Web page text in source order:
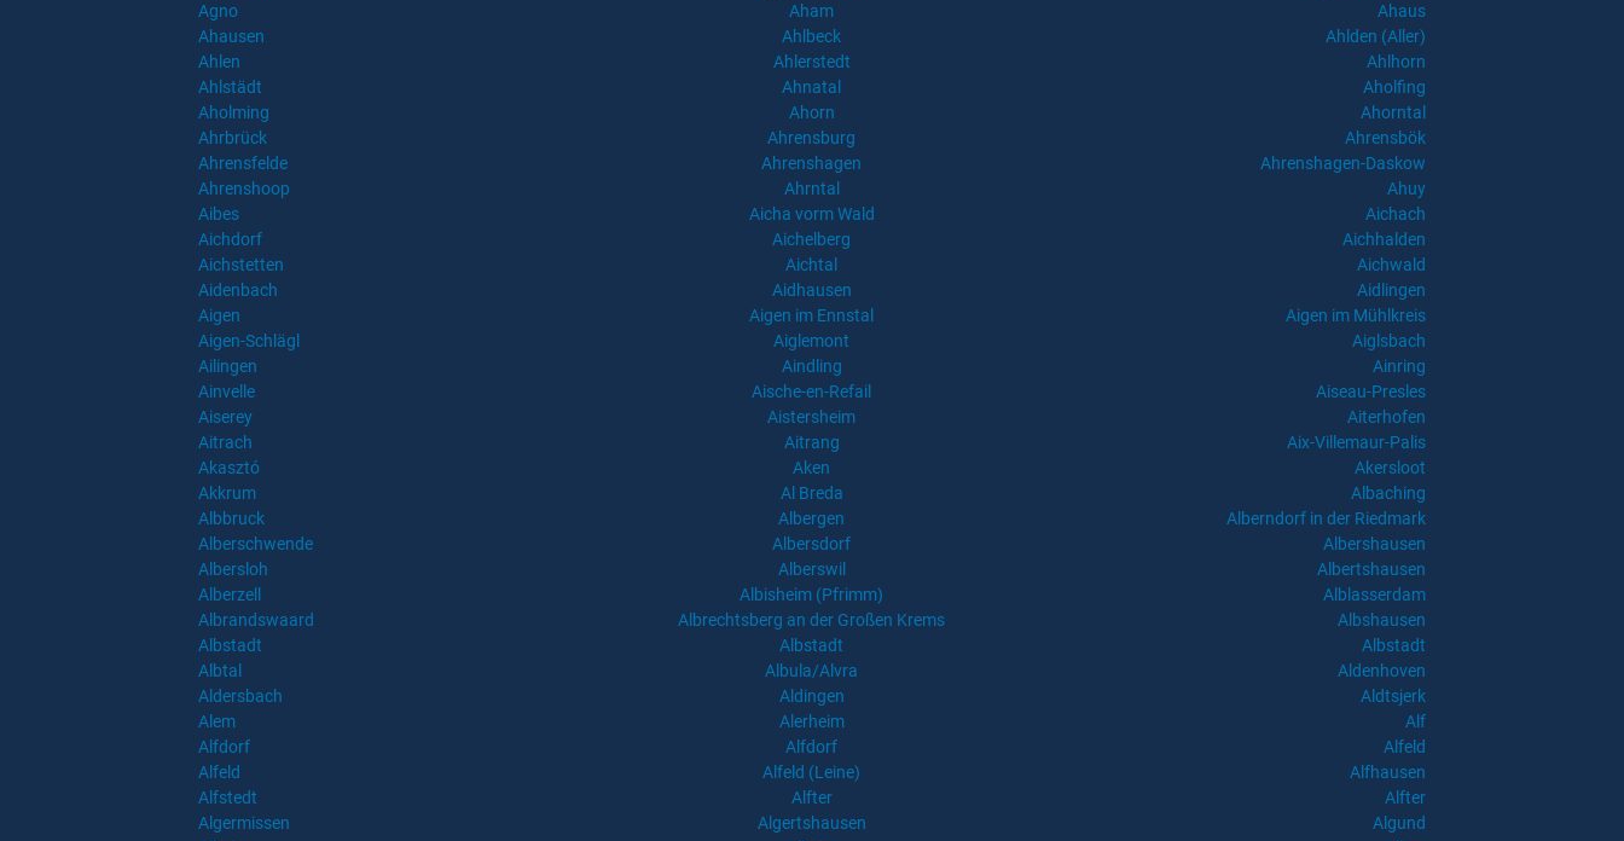
Agno
Aham
Ahaus
Ahausen
Ahlbeck
Ahlden (Aller)
Ahlen
Ahlerstedt
Ahlhorn
Ahlstädt
Ahnatal
Aholfing
Aholming
Ahorn
Ahorntal
Ahrbrück
Ahrensburg
Ahrensbök
Ahrensfelde
Ahrenshagen
Ahrenshagen-Daskow
Ahrenshoop
Ahrntal
Ahuy
Aibes
Aicha vorm Wald
Aichach
Aichdorf
Aichelberg
Aichhalden
Aichstetten
Aichtal
Aichwald
Aidenbach
Aidhausen
Aidlingen
Aigen
Aigen im Ennstal
Aigen im Mühlkreis
Aigen-Schlägl
Aiglemont
Aiglsbach
Ailingen
Aindling
Ainring
Ainvelle
Aische-en-Refail
Aiseau-Presles
Aiserey
Aistersheim
Aiterhofen
Aitrach
Aitrang
Aix-Villemaur-Palis
Akasztó
Aken
Akersloot
Akkrum
Al Breda
Albaching
Albbruck
Albergen
Alberndorf in der Riedmark
Alberschwende
Albersdorf
Albershausen
Albersloh
Alberswil
Albertshausen
Alberzell
Albisheim (Pfrimm)
Alblasserdam
Albrandswaard
Albrechtsberg an der Großen Krems
Albshausen
Albstadt
Albstadt
Albstadt
Albtal
Albula/Alvra
Aldenhoven
Aldersbach
Aldingen
Aldtsjerk
Alem
Alerheim
Alf
Alfdorf
Alfdorf
Alfeld
Alfeld
Alfeld (Leine)
Alfhausen
Alfstedt
Alfter
Alfter
Algermissen
Algertshausen
Algund